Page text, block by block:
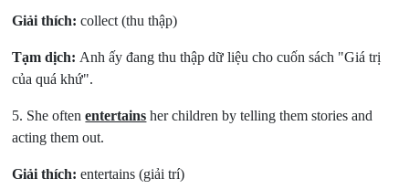
Giải thích: collect (thu thập)
Tạm dịch: Anh ấy đang thu thập dữ liệu cho cuốn sách "Giá trị
của quá khứ".
5. She oftenentertains her children by telling them stories and
acting them out.
Giải thích: entertains (giải trí)